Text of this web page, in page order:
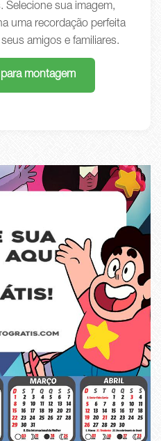
Selecione sua imagem,
uma recordação perfeita
amigos e familiares.
montagem